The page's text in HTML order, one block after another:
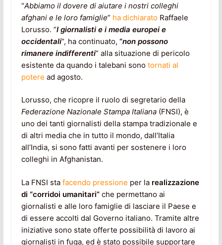
“Abbiamo il dovere di aiutare i nostri colleghi
afghani e le loro famiglie” ha dichiaratoRaffaele
Lorusso. “I giornalisti e i media europei e
occidentali“, ha continuato, “non possono
rimanere indifferenti” alla situazione di pericolo
esistente da quando i talebani sono tornati al
potere ad agosto.
Lorusso, che ricopre il ruolo di segretario della
Federazione Nazionale Stampa Italiana(FNSI), è
uno dei tanti giornalisti della stampa tradizionale e
di altri media che in tutto il mondo, dall’Italia
all’India, si sono fatti avanti per sostenere i loro
colleghi in Afghanistan.
La FNSI sta facendo pressione per la realizzazione
di “corridoi umanitari”che permettano ai
giornalisti e alle loro famiglie di lasciare il Paese e
di essere accolti dal Governo italiano. Tramite altre
iniziative sono state offerte possibilità di lavoro ai
giornalisti in fuga, ed è stato possibile supportare